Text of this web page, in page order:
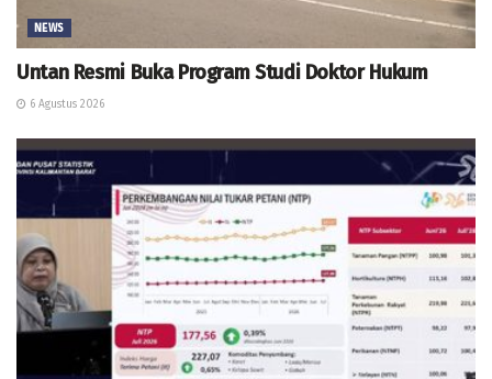
NEWS
Untan Resmi Buka Program Studi Doktor Hukum
6 Agustus 2026